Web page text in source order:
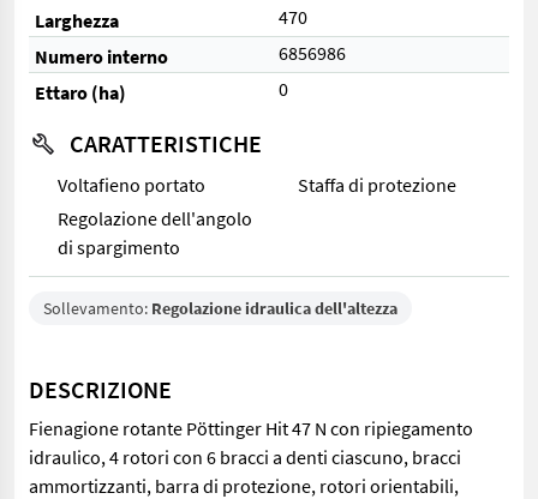
Larghezza
470
Numero interno
6856986
Ettaro (ha)
0
CARATTERISTICHE
Voltafieno portato
Staffa di protezione
Regolazione dell'angolo
di spargimento
Sollevamento: Regolazione idraulica dell'altezza
DESCRIZIONE
Fienagione rotante Pöttinger Hit 47 N con ripiegamento
idraulico, 4 rotori con 6 bracci a denti ciascuno, bracci
ammortizzanti, barra di protezione, rotori orientabili,